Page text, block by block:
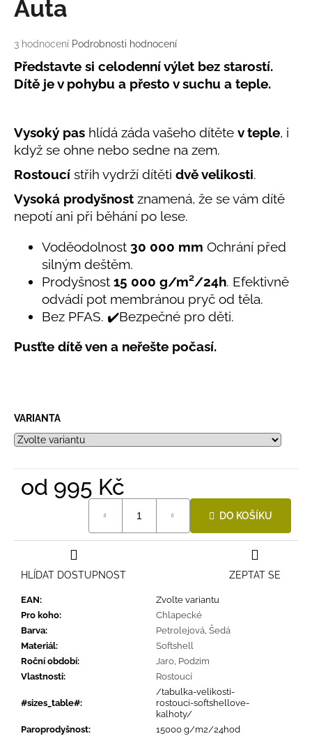
Průměrné
produktu
je
hvězdiček.
3 hodnocení Podrobnosti hodnocení
Auta
Představte si celodenní výlet bez starostí.
Dítě je v pohybu a přesto v suchu a teple.
Vysoký pas hlídá záda vašeho dítěte v teple, i
když se ohne nebo sedne na zem.
Rostoucí střih vydrží dítěti dvě velikosti.
Vysoká prodyšnost znamená, že se vám dítě
nepotí ani při běhání po lese.
Voděodolnost 30 000 mm Ochrání před
silným deštěm.
Prodyšnost 15 000 g/m²/24h. Efektivně
odvádí pot membránou pryč od těla.
Bez PFAS. ✔️Bezpečné pro děti.
Pusťte dítě ven a neřešte počasí.
VARIANTA
od 995 Kč
DO KOŠÍKU
EAN:
Zvolte variantu
Pro koho:
Chlapecké
Barva: Petrolejová, Šedá
Materiál:
Softshell
Roční období: Jaro, Podzim
Vlastnosti: Rostoucí
#sizes_table#:
/tabulka-velikosti-
rostouci-softshellove-
kalhoty/
Paroprodyšnost:
15000 g/m2/24hod
ZEPTAT SE
HLÍDAT DOSTUPNOST
u
e
m
e
KLOBOUČEK
S
OUŠKY
UV
30
395
Kč